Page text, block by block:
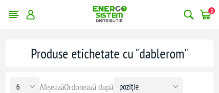
0
Produse etichetate cu "dablerom"
Ordonează după
Afișează